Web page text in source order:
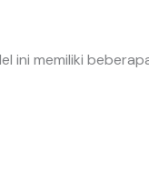
ini memiliki